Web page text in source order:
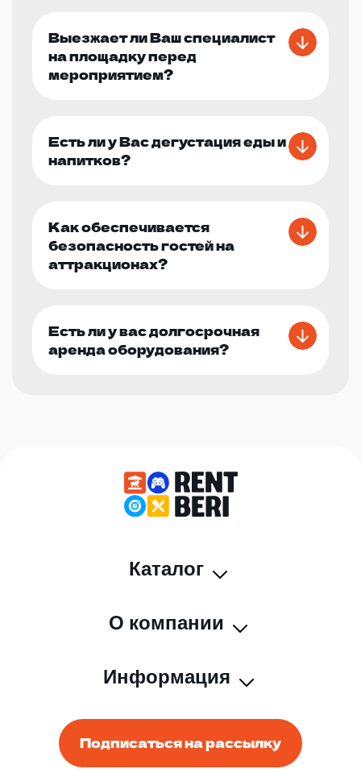
Выезжает ли Ваш специалист
на площадку перед
мероприятием?
Есть ли у Вас дегустация еды и
напитков?
Как обеспечивается
безопасность гостей на
аттракционах?
Есть ли у вас долгосрочная
аренда оборудования?
Каталог
О компании
Информация
Подписаться на рассылку